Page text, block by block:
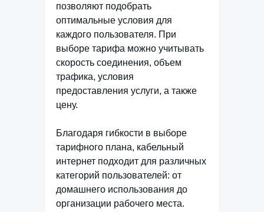
позволяют подобрать
оптимальные условия для
каждого пользователя. При
выборе тарифа можно учитывать
скорость соединения, объем
трафика, условия
предоставления услуги, а также
цену.
Благодаря гибкости в выборе
тарифного плана, кабельный
интернет подходит для различных
категорий пользователей: от
домашнего использования до
организации рабочего места.